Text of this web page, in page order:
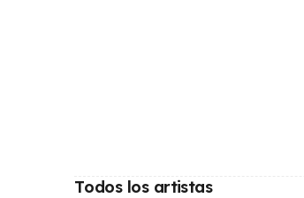
Todos los artistas